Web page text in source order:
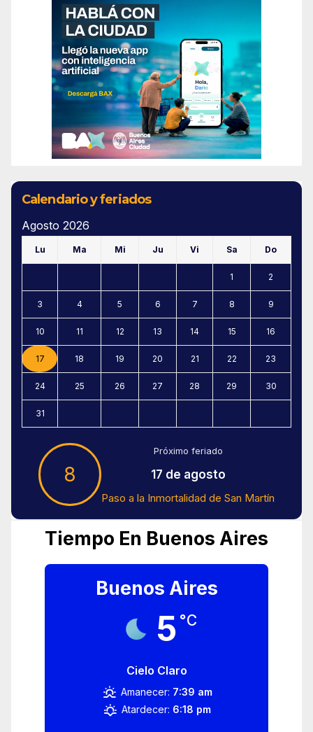
Calendario y feriados
Agosto 2026
Lu Ma Mi Ju Vi Sa Do
1 2
3 4 5 6 7 8 9
10 11 12 13 14 15 16
17 18 19 20 21 22 23
24 25 26 27 28 29 30
31
8
Próximo feriado
17 de agosto
Paso a la Inmortalidad de San Martín
Tiempo En Buenos Aires
Buenos Aires
5 °C
Cielo Claro
Amanecer: 7:39 am
Atardecer: 6:18 pm